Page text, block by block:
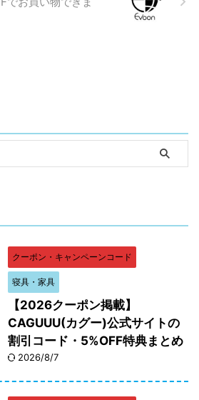
クーポン・キャンペーンコード
寝具・家具
【2026クーポン掲載】
CAGUUU(カグー)公式サイトの
割引コード・5%OFF特典まとめ
2026/8/7